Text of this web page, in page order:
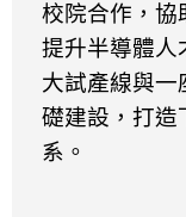
校院合作，協
提升半導體人
大試產線與一
礎建設，打造
系。